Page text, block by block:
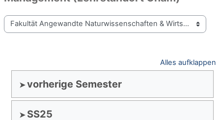
Kursbereiche
Alles aufklappen
vorherige Semester
SS25